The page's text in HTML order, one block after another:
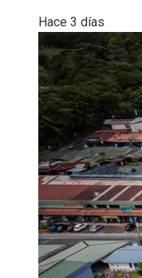
Hace 3 días